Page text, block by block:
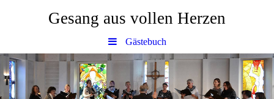
Gesang aus vollen Herzen
Gästebuch